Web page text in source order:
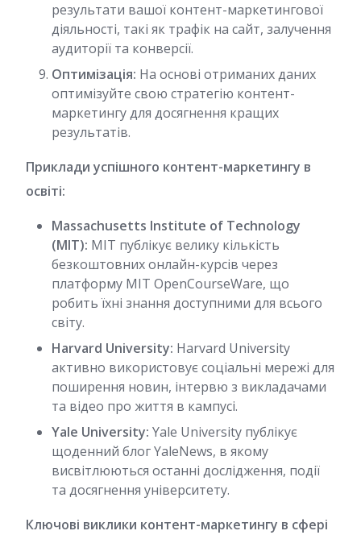
результати вашої контент-маркетингової
діяльності, такі як трафік на сайт, залучення
аудиторії та конверсії.
Оптимізація: На основі отриманих даних
оптимізуйте свою стратегію контент-
маркетингу для досягнення кращих
результатів.
Приклади успішного контент-маркетингу в
освіті:
Massachusetts Institute of Technology
(MIT): MIT публікує велику кількість
безкоштовних онлайн-курсів через
платформу MIT OpenCourseWare, що
робить їхні знання доступними для всього
світу.
Harvard University: Harvard University
активно використовує соціальні мережі для
поширення новин, інтервю з викладачами
та відео про життя в кампусі.
Yale University: Yale University публікує
щоденний блог YaleNews, в якому
висвітлюються останні дослідження, події
та досягнення університету.
Ключові виклики контент-маркетингу в сфері